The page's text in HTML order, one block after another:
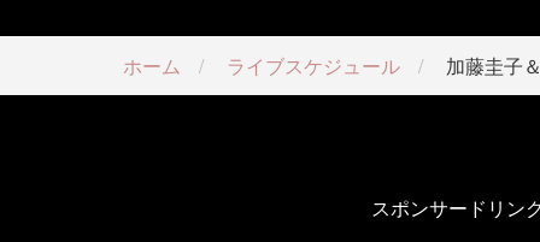
ホーム ライブスケジュール 加藤圭子
スポンサードリン